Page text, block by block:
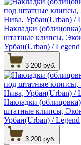
Накладки
штатные клипсы,
Урбан(Urban) / Legend
3 200 руб.
Накладки
штатные клипсы,
Урбан(Urban) / Legend
3 200 руб.